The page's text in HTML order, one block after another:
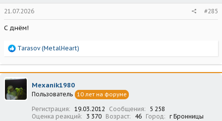
21.07.2026 #285
С днём!
Р
а
к
ц
и
и
Tarasov (MetalHeart)
Mexanik1980
Пользователь 10 лет на форуме
Регистрация 19.03.2012 Сообщения
5 258
Оценка реакций
3 370 Возраст 46 Город г Бронницы